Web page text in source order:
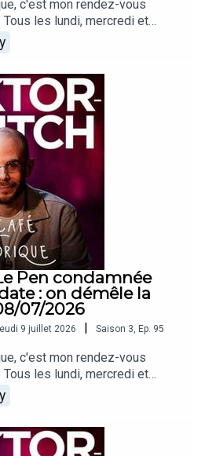
c'est mon rendez-vous
les lundi, mercredi et
sur twitch.tv/clemovitch
la rediffusion du stream du
moi :📡 Stream :
Bluesky:
clemovitch.com📷
clemovitch/🧵
@clemovitch📱 TikTok :
Discord :
922206054308266014
Pen condamnée
: on démêle la
07/2026
9 juillet 2026 | Saison 3, Ep. 95
c'est mon rendez-vous
les lundi, mercredi et
sur twitch.tv/clemovitch
la rediffusion du stream du
moi :📡 Stream :
Bluesky: